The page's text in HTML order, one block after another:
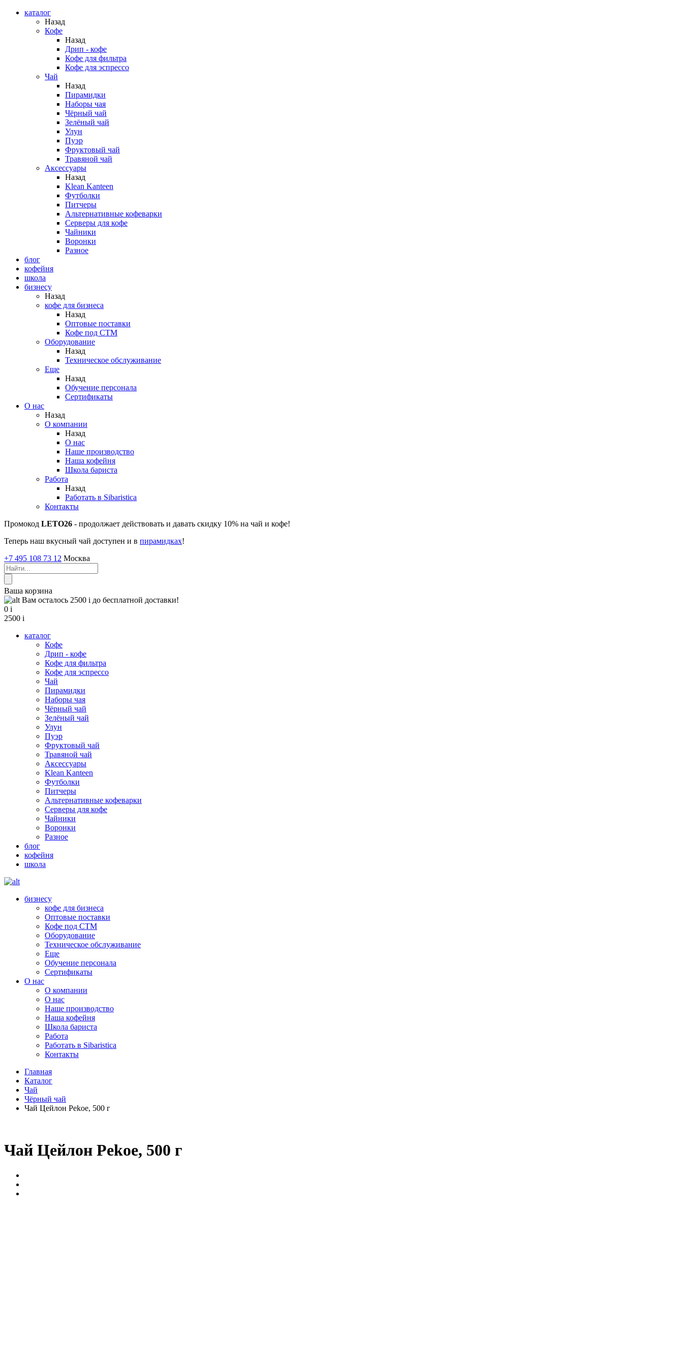
каталог
Назад
Кофе
Назад
Дрип - кофе
Кофе для фильтра
Кофе для эспрессо
Чай
Назад
Пирамидки
Наборы чая
Чёрный чай
Зелёный чай
Улун
Пуэр
Фруктовый чай
Травяной чай
Аксессуары
Назад
Klean Kanteen
Футболки
Питчеры
Альтернативные кофеварки
Серверы для кофе
Чайники
Воронки
Разное
блог
кофейня
школа
бизнесу
Назад
кофе для бизнеса
Назад
Оптовые поставки
Кофе под СТМ
Оборудование
Назад
Техническое обслуживание
Еще
Назад
Обучение персонала
Сертификаты
О нас
Назад
O компании
Назад
О нас
Наше производство
Наша кофейня
Школа бариста
Работа
Назад
Работать в Sibaristica
Контакты
Промокод LETO26 - продолжает действовать и давать скидку 10% на чай и кофе!
Теперь наш вкусный чай доступен и в пирамидках!
+7 495 108 73 12 Москва
Ваша корзина
Вам осталось 2500 i до бесплатной доставки!
0 i
2500 i
каталог
Кофе
Дрип - кофе
Кофе для фильтра
Кофе для эспрессо
Чай
Пирамидки
Наборы чая
Чёрный чай
Зелёный чай
Улун
Пуэр
Фруктовый чай
Травяной чай
Аксессуары
Klean Kanteen
Футболки
Питчеры
Альтернативные кофеварки
Серверы для кофе
Чайники
Воронки
Разное
блог
кофейня
школа
бизнесу
кофе для бизнеса
Оптовые поставки
Кофе под СТМ
Оборудование
Техническое обслуживание
Еще
Обучение персонала
Сертификаты
О нас
O компании
О нас
Наше производство
Наша кофейня
Школа бариста
Работа
Работать в Sibaristica
Контакты
Главная
Каталог
Чай
Чёрный чай
Чай Цейлон Pekoe, 500 г
Чай Цейлон Pekoe, 500 г